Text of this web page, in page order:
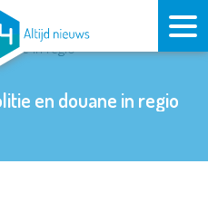
en douane in regio